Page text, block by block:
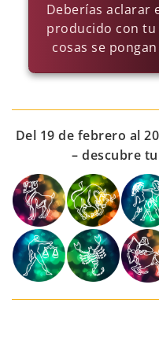
Deberías aclarar
producido con tu
cosas se
Del 19 de febrero al
– descubre